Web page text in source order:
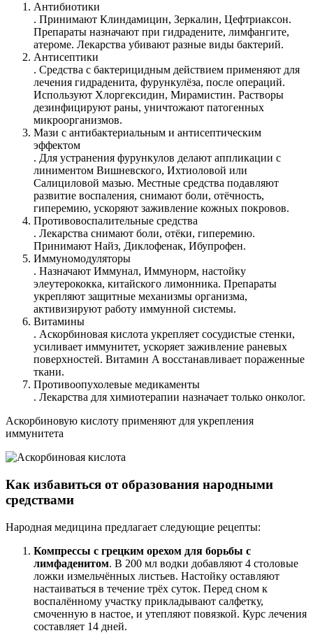
Антибиотики
. Принимают Клиндамицин, Зеркалин, Цефтриаксон.
Препараты назначают при гидрадените, лимфангите,
атероме. Лекарства убивают разные виды бактерий.
Антисептики
. Средства с бактерицидным действием применяют для
лечения гидраденита, фурункулёза, после операций.
Используют Хлоргексидин, Мирамистин. Растворы
дезинфицируют раны, уничтожают патогенных
микроорганизмов.
Мази с антибактериальным и антисептическим
эффектом
. Для устранения фурункулов делают аппликации с
линиментом Вишневского, Ихтиоловой или
Салициловой мазью. Местные средства подавляют
развитие воспаления, снимают боли, отёчность,
гиперемию, ускоряют заживление кожных покровов.
Противовоспалительные средства
. Лекарства снимают боли, отёки, гиперемию.
Принимают Найз, Диклофенак, Ибупрофен.
Иммуномодуляторы
. Назначают Иммунал, Иммунорм, настойку
элеутерококка, китайского лимонника. Препараты
укрепляют защитные механизмы организма,
активизируют работу иммунной системы.
Витамины
. Аскорбиновая кислота укрепляет сосудистые стенки,
усиливает иммунитет, ускоряет заживление раневых
поверхностей. Витамин A восстанавливает пораженные
ткани.
Противоопухолевые медикаменты
. Лекарства для химиотерапии назначает только онколог.
Аскорбиновую кислоту применяют для укрепления
иммунитета
Как избавиться от образования народными
средствами
Народная медицина предлагает следующие рецепты:
Компрессы с грецким орехом для борьбы с
лимфаденитом. В 200 мл водки добавляют 4 столовые
ложки измельчённых листьев. Настойку оставляют
настаиваться в течение трёх суток. Перед сном к
воспалённому участку прикладывают салфетку,
смоченную в настое, и утепляют повязкой. Курс лечения
составляет 14 дней.